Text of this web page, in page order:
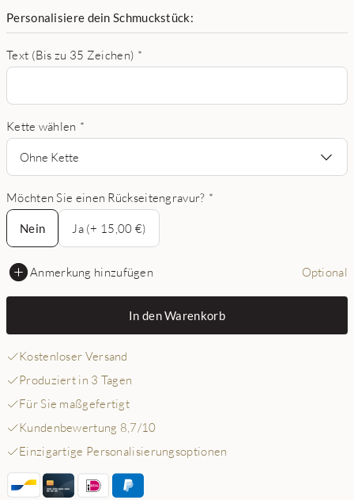
Personalisiere dein Schmuckstück:
Text (Bis zu 35 Zeichen) *
Kette wählen *
Ohne Kette
Möchten Sie einen Rückseitengravur? *
Nein
Nein
Ja (+ 15,00 €)
Anmerkung hinzufügen Optional
In den Warenkorb
Kostenloser Versand
Produziert in 3 Tagen
Für Sie maßgefertigt
Kundenbewertung 8,7/10
Einzigartige Personalisierungsoptionen